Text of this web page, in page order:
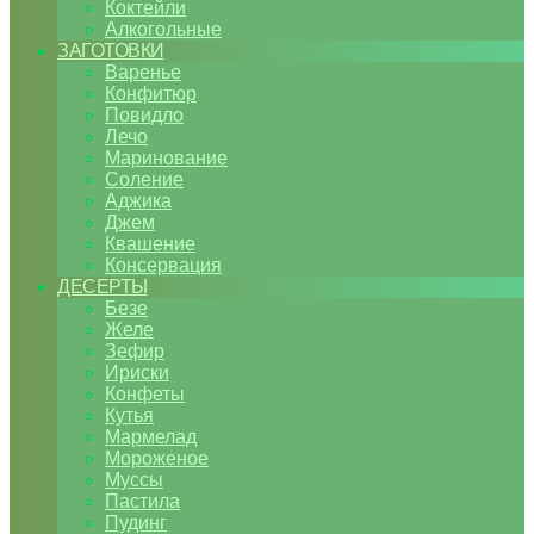
Коктейли
Алкогольные
ЗАГОТОВКИ
Варенье
Конфитюр
Повидло
Лечо
Маринование
Соление
Аджика
Джем
Квашение
Консервация
ДЕСЕРТЫ
Безе
Желе
Зефир
Ириски
Конфеты
Кутья
Мармелад
Мороженое
Муссы
Пастила
Пудинг